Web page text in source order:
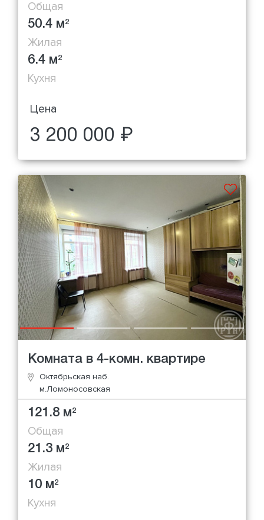
Общая
50.4 м2
Жилая
6.4 м2
Кухня
Цена
3 200 000 ₽
Комната в 4-комн. квартире
Октябрьская наб.
м.Ломоносовская
121.8 м2
Общая
21.3 м2
Жилая
10 м2
Кухня